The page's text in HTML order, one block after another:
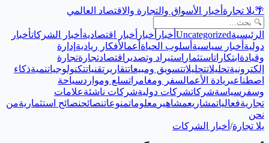
🌴يلا تجارة أخبار الأسواق والتجارة والاقتصاد العالمي
الرئيسيةUncategorized أخبار أخبار أخبار اقتصادية أخبار الشركاتأخبار
دولية أخبار سياسية أسلوب الحياة أعمالأفكار ريادية إدارة
وقيادة ابتكاراتاستثمار استيراد وتصدير اقتصادتجارةتجارة
إلكترونيةتحليلاتتحليلاتتسويق ومبيعاتتقارير تقنياتتكنولوجياتنميةذكاء
اصطناعيريادة الأعمالسفر ومغامراتسلع ومواردسياحة
وسفر سياسةشركاتشركات دوليةشركات ناشئةعلامات
تجاريةفعالياتمشاريعمشاهير معلوماتمنوعاتنصائحنصائح استثماريةمن
نحن
يلا تجارة/ أخبار الشركات